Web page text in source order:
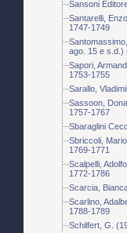
Sansoni
Santarelli,
1747-1749
ago. 15 e s.d.)
Sapori,
1753-1755
Sarallo,
Sassoon,
1757-1767
Sbaraglini
Sbriccoli,
1769-1771
Scalpelli,
1772-1786
Scarcia,
Scarlino,
1788-1789
Schilfert, G.